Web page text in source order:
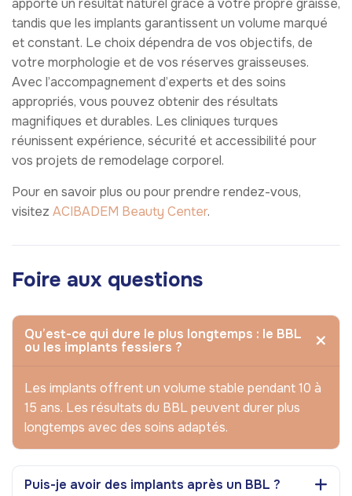
tandis que les implants garantissent un volume marqué
et constant. Le choix dépendra de vos objectifs, de
votre morphologie et de vos réserves graisseuses.
Avec l’accompagnement d’experts et des soins
appropriés, vous pouvez obtenir des résultats
magnifiques et durables. Les cliniques turques
réunissent expérience, sécurité et accessibilité pour
vos projets de remodelage corporel.
Pour en savoir plus ou pour prendre rendez-vous,
visitez ACIBADEM Beauty Center.
Foire aux questions
Qu’est-ce qui dure le plus longtemps : le BBL
ou les implants fessiers ?
Les implants offrent un volume stable pendant 10 à
15 ans. Les résultats du BBL peuvent durer plus
longtemps avec des soins adaptés.
Puis-je avoir des implants après un BBL ?